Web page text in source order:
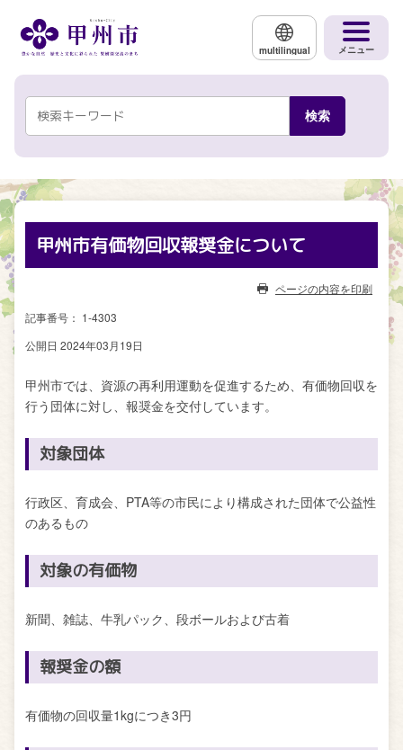
multilingual メニュー
甲州市有価物回収報奨金について
ページの内容を印刷
記事番号： 1-4303
公開日 2024年03月19日
甲州市では、資源の再利用運動を促進するため、有価物回収を
行う団体に対し、報奨金を交付しています。
対象団体
行政区、育成会、PTA等の市民により構成された団体で公益性
のあるもの
対象の有価物
新聞、雑誌、牛乳パック、段ボールおよび古着
報奨金の額
有価物の回収量1kgにつき3円